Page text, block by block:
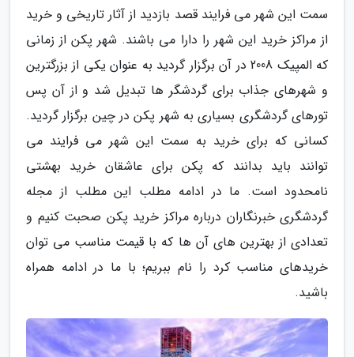
سمت این شهر می فرایند قصد بازدید از آثار تاریخی و خرید
از مراکز خرید این شهر را دارا می باشند. شهر پکن از زمانی
که المپیک 2008 در آن برگزار گردید به عنوان یکی از بزرگترین
و شهرهای جذاب برای گردشگر ها تبدیل شد و از آن پس
تورهای گردشگری بسیاری به شهر پکن در چین برگزار گردید.
کسانی که برای خرید به سمت این شهر می فرایند می
توانند باید بدانند که پکن برای عاشقان خرید بهشتی
نامحدود است. ما در ادامه مطلب این مطلب از مجله
گردشگری خبرنگاران درباره مراکز خرید پکن صحبت کنیم و
تعدادی از بهترین های آن ها که با قیمت مناسب می توان
خریدهای مناسب کرد را نام ببریم؛ با ما در ادامه همراه
باشید.